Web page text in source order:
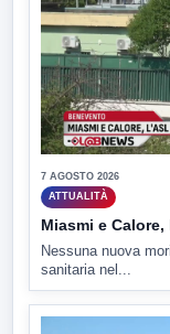
7 AGOSTO 2026
ATTUALITÀ
Miasmi e
Nessuna nuova
sanitaria nel...